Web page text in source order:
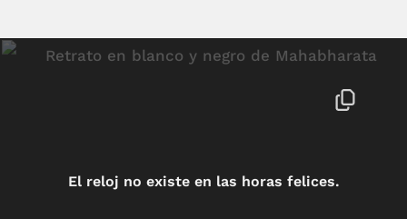
El reloj no existe en las horas felices.